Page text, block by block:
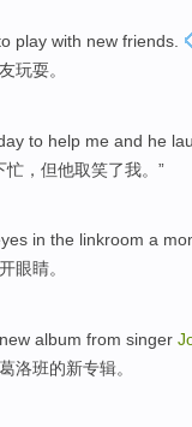
play with new friends
玩耍。
to help me and he
忙，但他取笑了我。”
in the linkroom a
眼睛。
new album from singer
葛洛班的新专辑。